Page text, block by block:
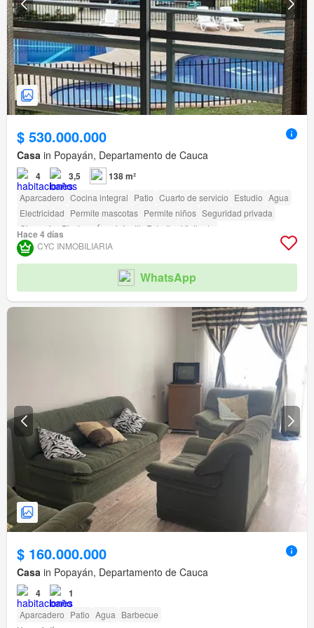
$ 530.000.000
Casa in Popayán, Departamento de Cauca
4 3,5 138 m²
Aparcadero Cocina integral Patio Cuarto de servicio Estudio Agua
Electricidad Permite mascotas Permite niños Seguridad privada
Gimnasio
Piscina Área infantil Estudio
Vigilante
Caseta de vigilancia Acceso para personas con discapacidad
Hace 4 días
CYC INMOBILIARIA
WhatsApp
$ 160.000.000
Casa in Popayán, Departamento de Cauca
4 1
Aparcadero Patio Agua Barbecue